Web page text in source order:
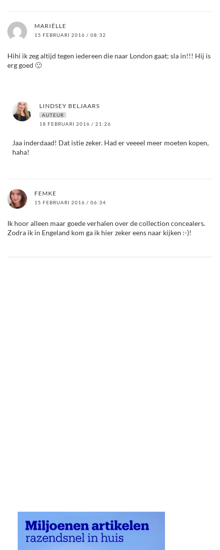
MARIËLLE
15 FEBRUARI 2016 / 08:32
Hihi ik zeg altijd tegen iedereen die naar London gaat; sla in!!! Hij is
erg goed 🙂
LINDSEY BELJAARS
AUTEUR
18 FEBRUARI 2016 / 21:26
Jaa inderdaad! Dat istie zeker. Had er veeeel meer moeten kopen,
haha!
FEMKE
15 FEBRUARI 2016 / 06:34
Ik hoor alleen maar goede verhalen over de collection concealers.
Zodra ik in Engeland kom ga ik hier zeker eens naar kijken :-)!